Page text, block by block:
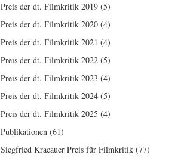
Preis der dt. Filmkritik 2019 (5)
Preis der dt. Filmkritik 2020 (4)
Preis der dt. Filmkritik 2021 (4)
Preis der dt. Filmkritik 2022 (5)
Preis der dt. Filmkritik 2023 (4)
Preis der dt. Filmkritik 2024 (5)
Preis der dt. Filmkritik 2025 (4)
Publikationen (61)
Siegfried Kracauer Preis für Filmkritik (77)